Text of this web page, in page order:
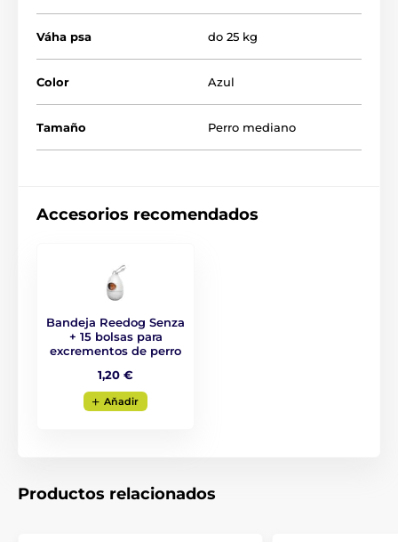
Diseño para un enrollado suave de la cinta
Cinta extra fuerte
Mango ergonómico
Raza: Border Collie, Shar-Pei, Pastor australiano,
Váha psa do 25 kg
Color Azul
Tamaño Perro mediano
Accesorios recomendados
Bandeja Reedog Senza
+ 15 bolsas para
excrementos de perro
1,20 €
Aňadir
Productos relacionados